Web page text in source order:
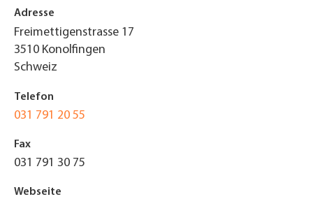
Adresse
Freimettigenstrasse 17
3510 Konolfingen
Schweiz
Telefon
031 791 20 55
Fax
031 791 30 75
Webseite